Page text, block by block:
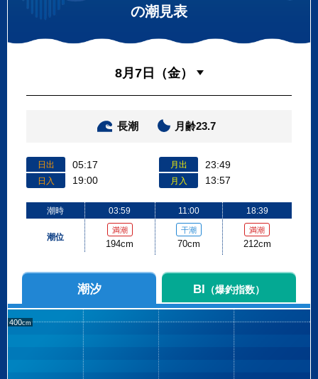
の潮見表
長潮 月齢23.7
日出 05:17
日入 19:00
月出 23:49
月入 13:57
潮時
潮位
03:59
満潮
194cm
11:00
干潮
70cm
18:39
満潮
212cm
潮汐 BI （爆釣指数）
400